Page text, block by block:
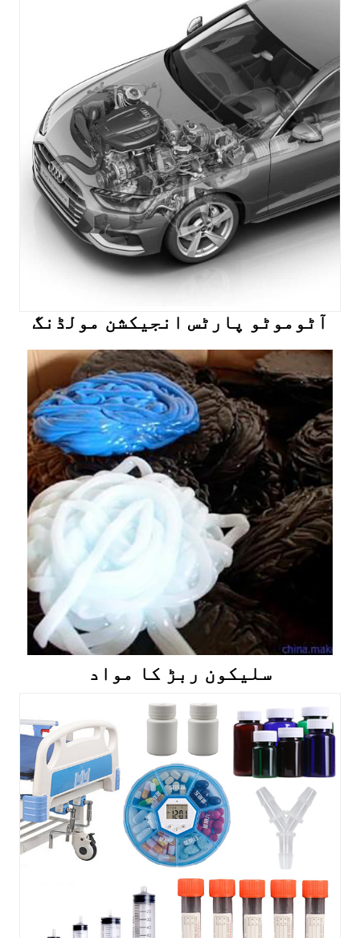
آٹوموٹو پارٹس انجیکشن مولڈنگ
سلیکون ربڑ کا مواد